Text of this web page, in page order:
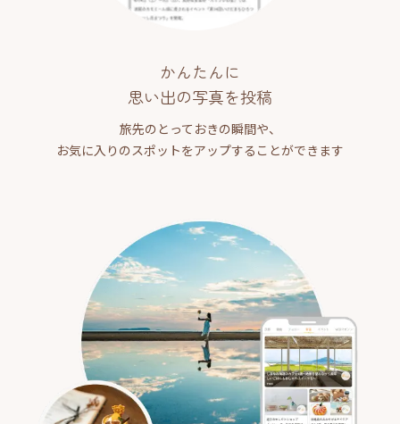
かんたんに
思い出の写真を投稿
旅先のとっておきの瞬間や、
お気に入りのスポットをアップすることができます